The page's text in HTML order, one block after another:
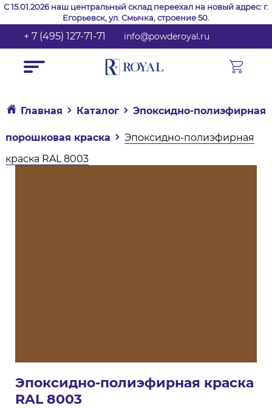
С 15.01.2026 наш центральный склад переехал на новый адрес: г.
Егорьевск, ул. Смычка, строение 50.
+ 7 (495) 127-71-71 info@powderoyal.ru
Главная Каталог Эпоксидно-полиэфирная
порошковая краска
Эпоксидно-полиэфирная
краска RAL 8003
Эпоксидно-полиэфирная краска
RAL 8003